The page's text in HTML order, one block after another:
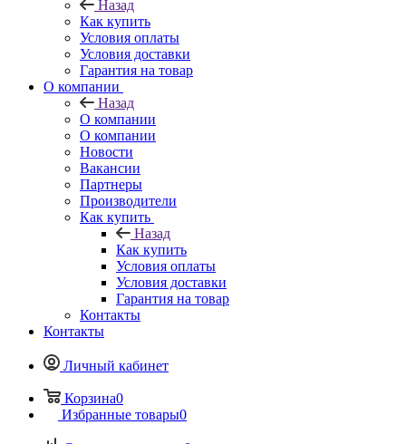
Назад
Как купить
Условия оплаты
Условия доставки
Гарантия на товар
О компании
Назад
О компании
О компании
Новости
Вакансии
Партнеры
Производители
Как купить
Назад
Как купить
Условия оплаты
Условия доставки
Гарантия на товар
Контакты
Контакты
Личный кабинет
Корзина0
Избранные товары0